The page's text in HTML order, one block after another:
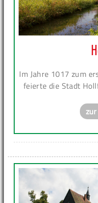
Im Jahre 1017 zum
feierte die Stadt